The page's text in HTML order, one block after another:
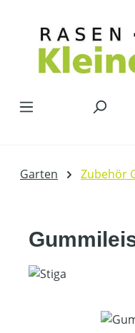
Garten Zubehör
Bildergalerie